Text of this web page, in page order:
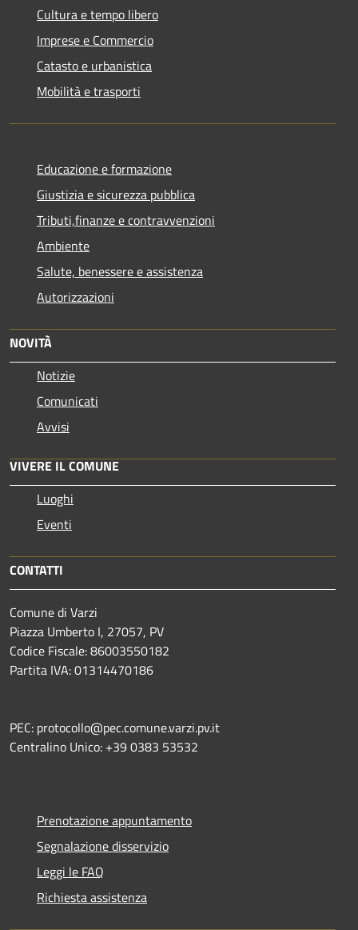
Cultura e tempo libero
Imprese e Commercio
Catasto e urbanistica
Mobilità e trasporti
Educazione e formazione
Giustizia e sicurezza pubblica
Tributi,finanze e contravvenzioni
Ambiente
Salute, benessere e assistenza
Autorizzazioni
NOVITÀ
Notizie
Comunicati
Avvisi
VIVERE IL COMUNE
Luoghi
Eventi
CONTATTI
Comune di Varzi
Piazza Umberto I, 27057, PV
Codice Fiscale: 86003550182
Partita IVA: 01314470186
PEC: protocollo@pec.comune.varzi.pv.it
Centralino Unico: +39 0383 53532
Prenotazione appuntamento
Segnalazione disservizio
Leggi le FAQ
Richiesta assistenza